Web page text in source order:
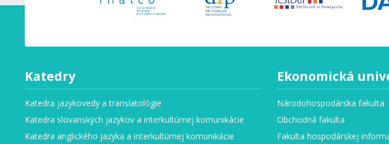
Katedry
Katedra jazykovedy a translatológie
Katedra slovanských jazykov a interkultúrnej komunikácie
Katedra anglického jazyka a interkultúrnej komunikácie
Ekonomická
Národohospodárska fakulta
Obchodná fakulta
Fakulta hospodárskej